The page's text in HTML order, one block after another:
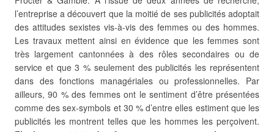
l’entreprise a découvert que la moitié de ses publicités adoptait
des attitudes sexistes vis-à-vis des femmes ou des hommes.
Les travaux mettent ainsi en évidence que les femmes sont
très largement cantonnées à des rôles secondaires ou de
service et que 3 % seulement des publicités les représentent
dans des fonctions managériales ou professionnelles. Par
ailleurs, 90 % des femmes ont le sentiment d’être présentées
comme des sex-symbols et 30 % d’entre elles estiment que les
publicités les montrent telles que les hommes les perçoivent.